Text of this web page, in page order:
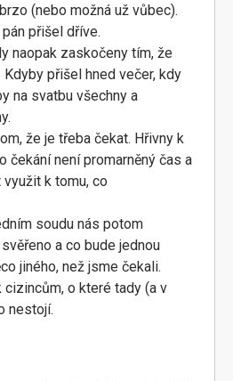
(nebo možná už vůbec).
přišel dříve.
naopak zaskočeny tím, že
přišel hned večer, kdy
na svatbu všechny a
že je třeba čekat. Hřivny k
čekání není promarněný čas a
k tomu, co
soudu nás potom
a co bude jednou
jiného, než jsme čekali.
o které tady (a v
nestojí.